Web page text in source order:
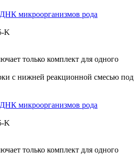
микроорганизмов рода
K
микроорганизмов рода
K